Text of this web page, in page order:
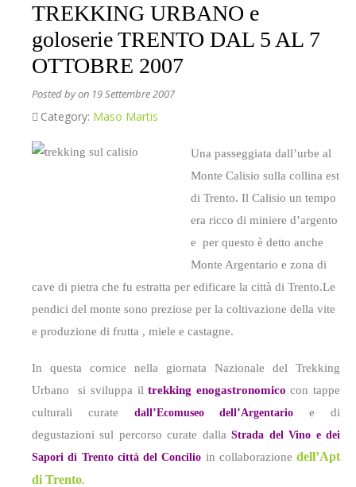
TREKKING URBANO e
goloserie TRENTO DAL 5 AL 7
OTTOBRE 2007
Posted byon 19 Settembre 2007
Category: Maso Martis
Una passeggiata dall’urbe al
Monte Calisio sulla collina est
di Trento. Il Calisio un tempo
era ricco di miniere d’argento
e per questo è detto anche
Monte Argentario e zona di
cave di pietra che fu estratta per edificare la città di Trento.Le
pendici del monte sono preziose per la coltivazione della vite
e produzione di frutta , miele e castagne.
In questa cornice nella giornata Nazionale del Trekking
Urbano si sviluppa iltrekking enogastronomico con tappe
culturali curate dall’Ecomuseo dell’Argentario e di
degustazioni sul percorso curate dallaStrada del Vino e dei
Sapori di Trento città del Concilio in collaborazione dell’Apt
di Trento.